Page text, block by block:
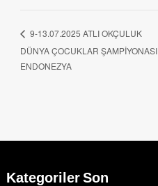
9-13.07.2025 ATLI OKÇULUK
DÜNYA ÇOCUKLAR ŞAMPİYONASI
ENDONEZYA
KategorilerSon